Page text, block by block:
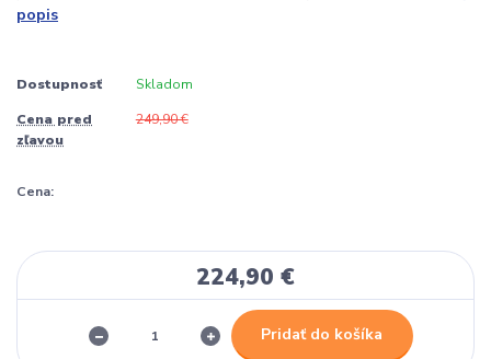
popis
Dostupnosť Skladom
Cena pred
zľavou
249,90 €
Cena:
224,90 €
Pridať do košíka